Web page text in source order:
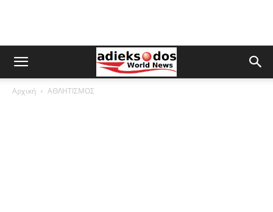
Αρχική ΑΘΛΗΤΙΣΜΟΣ